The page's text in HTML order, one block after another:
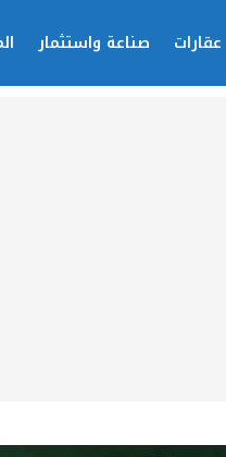
عقارات صناعة واستثمار